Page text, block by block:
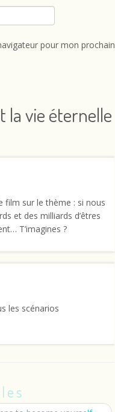
pour mon prochain
la vie éternelle
film sur le thème : si nous
et des milliards d’êtres
T’imagines ?
les scénarios